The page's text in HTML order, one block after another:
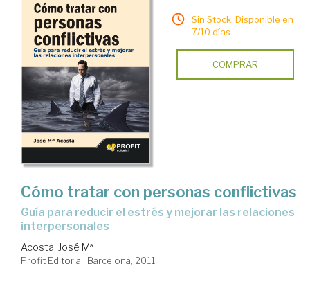
Sin Stock. Disponible en
7/10 días.
COMPRAR
Cómo tratar con personas conflictivas
guía para reducir el estrés y mejorar las relaciones
interpersonales
Acosta, José Mª
Profit Editorial. Barcelona, 2011